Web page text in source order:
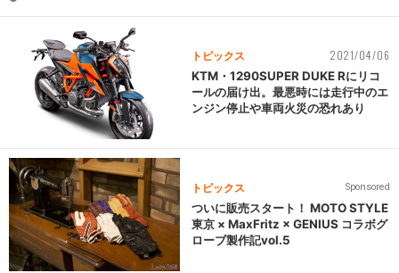
トピックス 2021/04/06
KTM・1290SUPER DUKE Rにリコ
ールの届け出。最悪時には走行中のエ
ンジン停止や車両火災の恐れあり
トピックス Sponsored
ついに販売スタート！ MOTO STYLE
東京 × MaxFritz × GENIUS コラボグ
ローブ製作記vol.5